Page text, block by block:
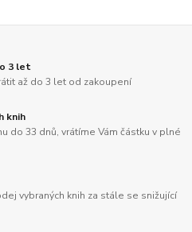
3 let
až do 3 let od zakoupení
knih
do 33 dnů, vrátíme Vám částku v plné
vybraných knih za stále se snižující